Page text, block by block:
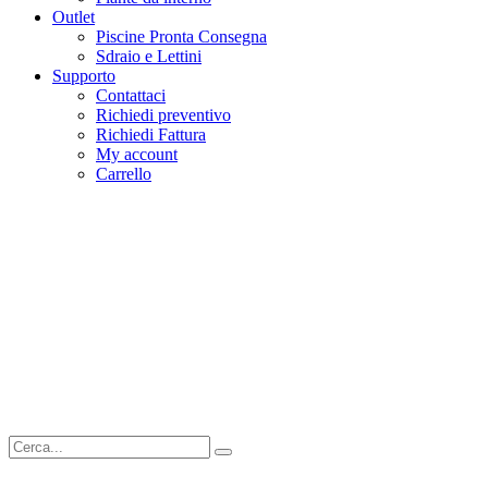
Outlet
Piscine Pronta Consegna
Sdraio e Lettini
Supporto
Contattaci
Richiedi preventivo
Richiedi Fattura
My account
Carrello